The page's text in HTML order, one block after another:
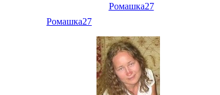
Ромашка27
Ромашка27